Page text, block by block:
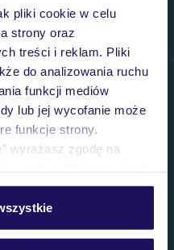
pliki cookie w celu
strony oraz
treści i reklam. Pliki
do analizowania ruchu
funkcji mediów
lub jej wycofanie może
funkcje strony.
wyrażasz zgodę na
w zakładkę
cookie znajdziesz